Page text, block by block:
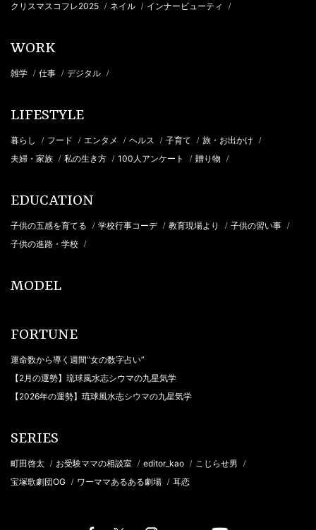
クリスマスコフレ2025 / ネイル / インナービューティ /
WORK
雑学 / 仕事 / デジタル /
LIFESTYLE
暮らし / フード / エンタメ / ヘルス / 子育て / 旅・お出かけ /
夫婦・家族 / 私の生き方 / 100人アンケート / 贈り物 /
EDUCATION
子供の五感を育てる / 学校行事コーデ / 教育現場より / 子供の習い事 /
子供の進路・学校 /
MODEL
FORTUNE
運命数から導く週間“女の数字占い”
【2月の運勢】琉球風水志シウマの九星気学
【2026年の運勢】琉球風水志シウマの九星気学
SERIES
町田啓太 / お受験ママの相談室 / editor_kao / こじらせ男 /
宝塚歌劇団OG / ワーママあるある劇場 / 耳恋